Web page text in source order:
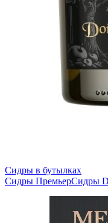
Сидры в бутылках
Сидры ПремьерСидры